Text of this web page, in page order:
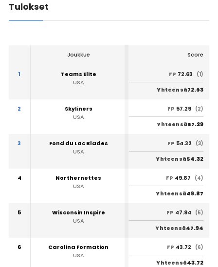
Tulokset
Joukkue Score
1
Teams Elite
USA
FP 72.63 (1)
Yhteensä72.63
2
Skyliners
USA
FP 57.29 (2)
Yhteensä57.29
3
Fond du Lac Blades
USA
FP 54.32 (3)
Yhteensä54.32
4
Northernettes
USA
FP 49.87 (4)
Yhteensä49.87
5
Wisconsin Inspire
USA
FP 47.94 (5)
Yhteensä47.94
6
Carolina Formation
USA
FP 43.72 (6)
Yhteensä43.72